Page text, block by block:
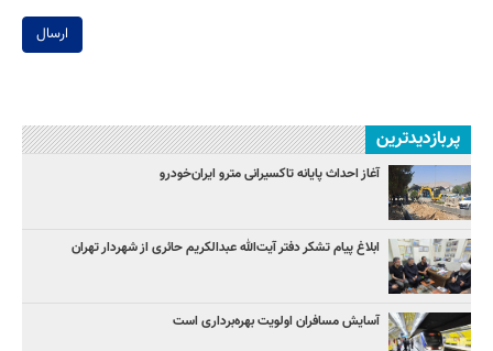
ارسال
پربازدیدترین
آغاز احداث پایانه تاکسیرانی مترو ایران‌خودرو
ابلاغ پیام تشکر دفتر آیت‌الله عبدالکریم حائری از شهردار تهران
آسایش مسافران اولویت بهره‌برداری است